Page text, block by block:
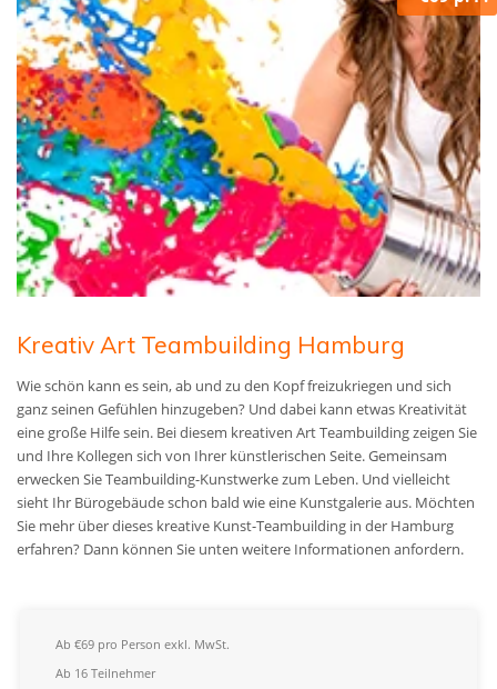
Kreativ Art Teambuilding Hamburg
Wie schön kann es sein, ab und zu den Kopf freizukriegen und sich
ganz seinen Gefühlen hinzugeben? Und dabei kann etwas Kreativität
eine große Hilfe sein. Bei diesem kreativen Art Teambuilding zeigen Sie
und Ihre Kollegen sich von Ihrer künstlerischen Seite. Gemeinsam
erwecken Sie Teambuilding-Kunstwerke zum Leben. Und vielleicht
sieht Ihr Bürogebäude schon bald wie eine Kunstgalerie aus. Möchten
Sie mehr über dieses kreative Kunst-Teambuilding in der Hamburg
erfahren? Dann können Sie unten weitere Informationen anfordern.
Ab €69 pro Person exkl. MwSt.
Ab 16 Teilnehmer